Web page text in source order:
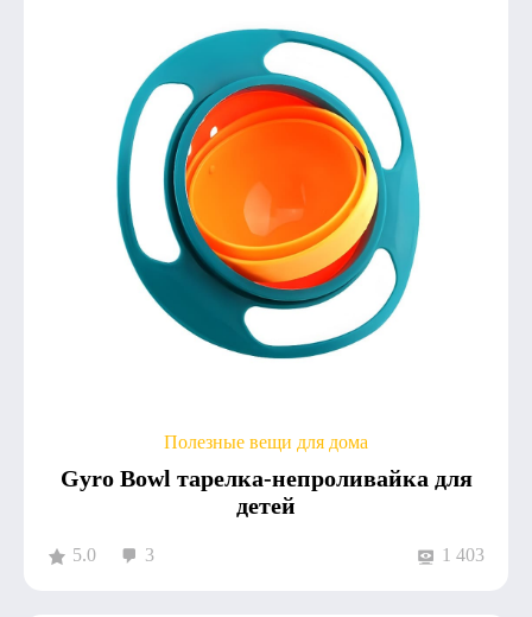
Полезные вещи для дома
Gyro Bowl тарелка-непроливайка для
детей
5.0 3 1 403